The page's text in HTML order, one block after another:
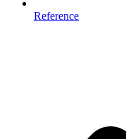
Reference